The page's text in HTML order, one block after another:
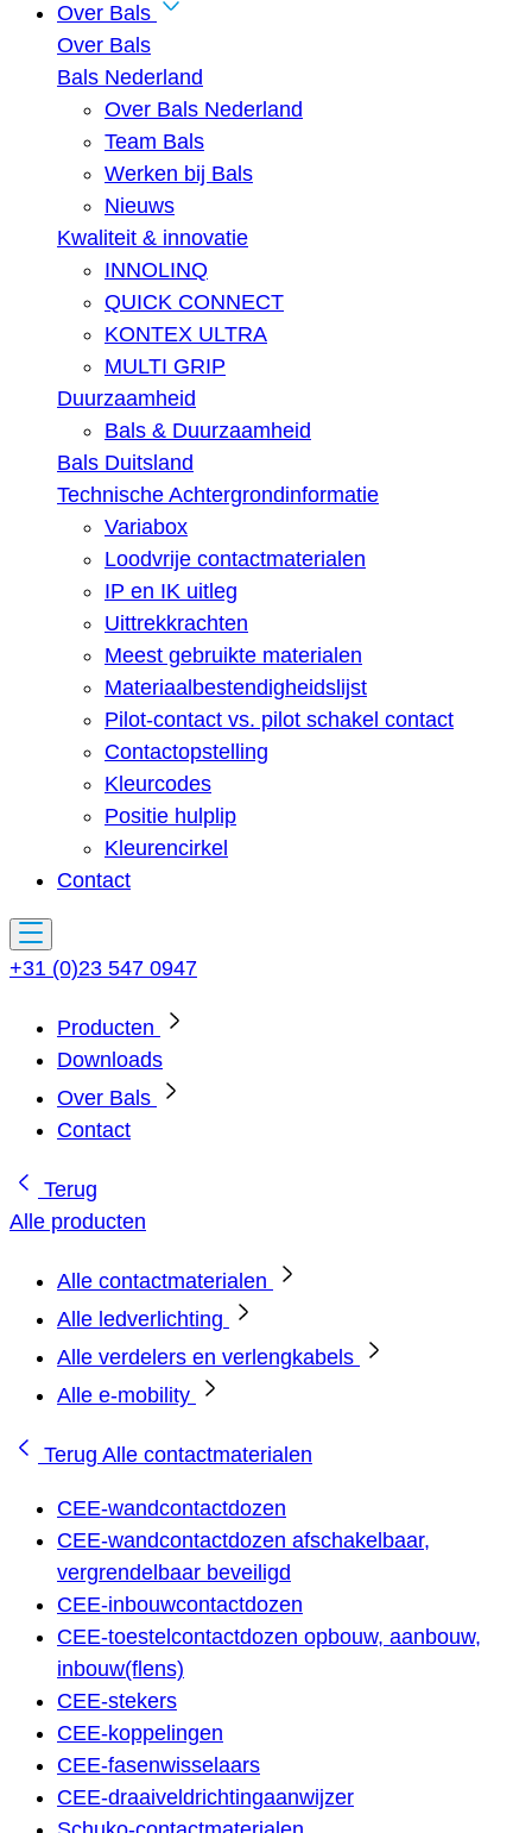
Over Bals
Over Bals
Bals Nederland
Over Bals Nederland
Team Bals
Werken bij Bals
Nieuws
Kwaliteit & innovatie
INNOLINQ
QUICK CONNECT
KONTEX ULTRA
MULTI GRIP
Duurzaamheid
Bals & Duurzaamheid
Bals Duitsland
Technische Achtergrondinformatie
Variabox
Loodvrije contactmaterialen
IP en IK uitleg
Uittrekkrachten
Meest gebruikte materialen
Materiaalbestendigheidslijst
Pilot-contact vs. pilot schakel contact
Contactopstelling
Kleurcodes
Positie hulplip
Kleurencirkel
Contact
+31 (0)23 547 0947
Producten
Downloads
Over Bals
Contact
Terug
Alle producten
Alle contactmaterialen
Alle ledverlichting
Alle verdelers en verlengkabels
Alle e-mobility
Terug Alle contactmaterialen
CEE-wandcontactdozen
CEE-wandcontactdozen afschakelbaar,
vergrendelbaar beveiligd
CEE-inbouwcontactdozen
CEE-toestelcontactdozen opbouw, aanbouw,
inbouw(flens)
CEE-stekers
CEE-koppelingen
CEE-fasenwisselaars
CEE-draaiveldrichtingaanwijzer